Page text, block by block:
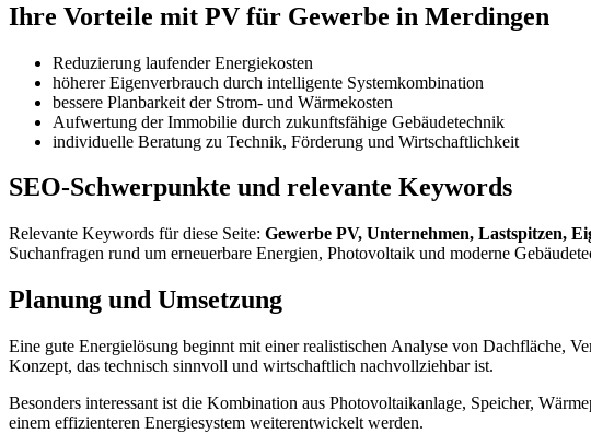
Ihre Vorteile mit PV für Gewerbe in Merdingen
Reduzierung laufender Energiekosten
höherer Eigenverbrauch durch intelligente Systemkombination
bessere Planbarkeit der Strom- und Wärmekosten
Aufwertung der Immobilie durch zukunftsfähige Gebäudetechnik
individuelle Beratung zu Technik, Förderung und Wirtschaftlichkeit
SEO-Schwerpunkte und relevante Keywords
Relevante Keywords für diese Seite: Gewerbe PV, Unternehmen, Lastspitzen,
Suchanfragen rund um erneuerbare Energien, Photovoltaik und moderne
Planung und Umsetzung
Eine gute Energielösung beginnt mit einer realistischen Analyse von Dachfläche,
Konzept, das technisch sinnvoll und wirtschaftlich nachvollziehbar ist.
Besonders interessant ist die Kombination aus Photovoltaikanlage, Speicher,
einem effizienteren Energiesystem weiterentwickelt werden.